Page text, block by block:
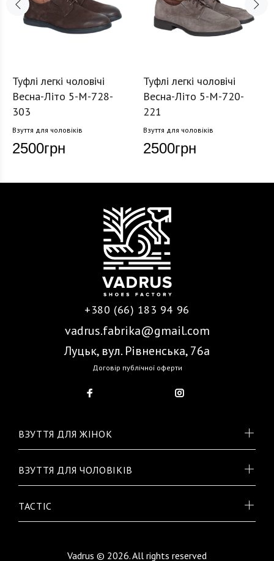
Туфлі легкі чоловічі
Весна-Літо 5-M-728-
303
Взуття для чоловіків
2500грн
Туфлі легкі чоловічі
Весна-Літо 5-M-720-
221
Взуття для чоловіків
2500грн
+380 (66) 183 94 96
vadrus.fabrika@gmail.com
Луцьк, вул. Рівненська, 76а
Договір публічної оферти
ВЗУТТЯ ДЛЯ ЖІНОК
ВЗУТТЯ ДЛЯ ЧОЛОВІКІВ
TACTIC
Vadrus © 2026. All rights reserved